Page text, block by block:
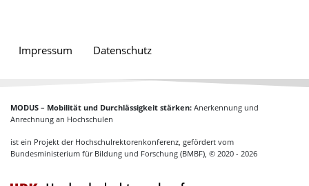
Impressum Datenschutz
MODUS – Mobilität und Durchlässigkeit stärken: Anerkennung und
Anrechnung an Hochschulen
ist ein Projekt der Hochschulrektorenkonferenz, gefördert vom
Bundesministerium für Bildung und Forschung (BMBF), © 2020 - 2026